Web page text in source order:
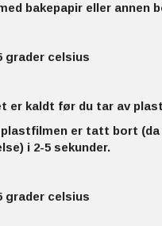
bakepapir eller annen
grader celsius
er kaldt før du tar av
er tatt bort (da
i 2-5 sekunder.
grader celsius